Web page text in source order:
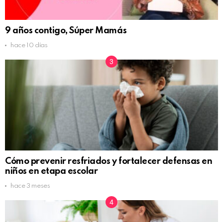
9 años contigo, Súper Mamás
hace 10 días
Cómo prevenir resfriados y fortalecer defensas en
niños en etapa escolar
hace 3 meses